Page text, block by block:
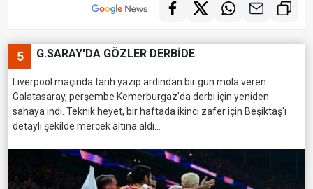
5 G.SARAY'DA GÖZLER DERBİDE
Liverpool maçında tarih yazıp ardından bir gün mola veren
Galatasaray, perşembe Kemerburgaz'da derbi için yeniden
sahaya indi. Teknik heyet, bir haftada ikinci zafer için Beşiktaş'ı
detaylı şekilde mercek altına aldı…